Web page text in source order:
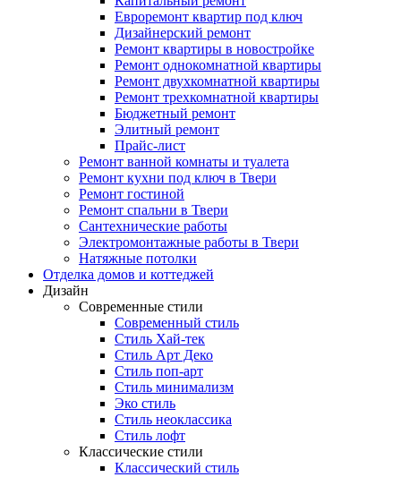
Евроремонт квартир под ключ
Дизайнерский ремонт
Ремонт квартиры в новостройке
Ремонт однокомнатной квартиры
Ремонт двухкомнатной квартиры
Ремонт трехкомнатной квартиры
Бюджетный ремонт
Элитный ремонт
Прайс-лист
Ремонт ванной комнаты и туалета
Ремонт кухни под ключ в Твери
Ремонт гостиной
Ремонт спальни в Твери
Сантехнические работы
Электромонтажные работы в Твери
Натяжные потолки
Отделка домов и коттеджей
Дизайн
Современные стили
Современный стиль
Стиль Хай-тек
Стиль Арт Деко
Стиль поп-арт
Стиль минимализм
Эко стиль
Стиль неоклассика
Стиль лофт
Классические стили
Классический стиль